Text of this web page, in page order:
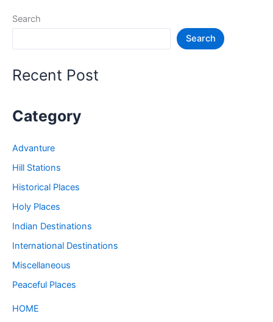
जगह
Places
Search
Search
Recent Post
Category
Advanture
Hill Stations
Historical Places
Holy Places
Indian Destinations
International Destinations
Miscellaneous
Peaceful Places
HOME